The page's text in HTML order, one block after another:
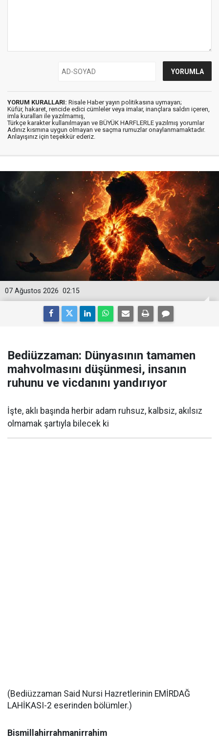
YORUM KURALLARI: Risale Haber yayın politikasına uymayan;
Küfür, hakaret, rencide edici cümleler veya imalar, inançlara saldırı içeren,
imla kuralları ile yazılmamış,
Türkçe karakter kullanılmayan ve BÜYÜK HARFLERLE yazılmış yorumlar
Adınız kısmına uygun olmayan ve saçma rumuzlar onaylanmamaktadır.
Anlayışınız için teşekkür ederiz.
02:15
07 Ağustos 2026
Bediüzzaman: Dünyasının tamamen
mahvolmasını düşünmesi, insanın
ruhunu ve vicdanını yandırıyor
İşte, aklı başında herbir adam ruhsuz, kalbsiz, akılsız
olmamak şartıyla bilecek ki
(Bediüzzaman Said Nursi Hazretlerinin EMİRDAĞ
LAHİKASI-2 eserinden bölümler.)
Bismillahirrahmanirrahim